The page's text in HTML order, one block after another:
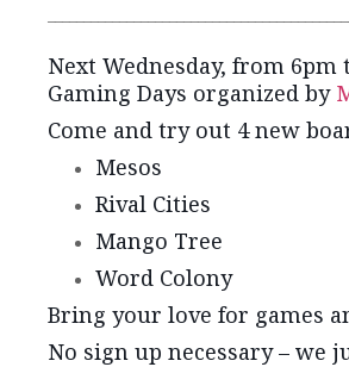
Next Wednesday, from
Gaming Days organized by
Come and try out 4 new
Mesos
Rival Cities
Mango Tree
Word Colony
Bring your love for games
No sign up necessary – we